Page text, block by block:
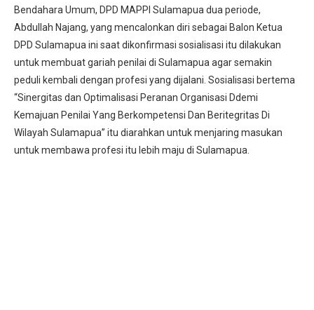
Bendahara Umum, DPD MAPPI Sulamapua dua periode,
Abdullah Najang, yang mencalonkan diri sebagai Balon Ketua
DPD Sulamapua ini saat dikonfirmasi sosialisasi itu dilakukan
untuk membuat gariah penilai di Sulamapua agar semakin
peduli kembali dengan profesi yang dijalani. Sosialisasi bertema
“Sinergitas dan Optimalisasi Peranan Organisasi Ddemi
Kemajuan Penilai Yang Berkompetensi Dan Beritegritas Di
Wilayah Sulamapua” itu diarahkan untuk menjaring masukan
untuk membawa profesi itu lebih maju di Sulamapua.